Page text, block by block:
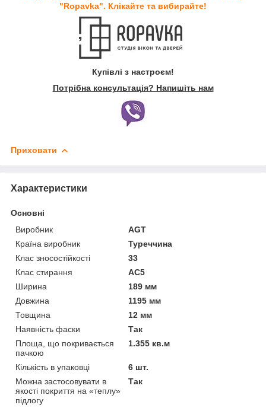
"Ropavka". Клікайте та вибирайте!
Купівлі з настроєм!
Потрібна консультація? Напишіть нам
Приховати
Характеристики
Основні
Виробник
AGT
Країна виробник
Туреччина
Клас зносостійкості
33
Клас стирання
АС5
Ширина
189 мм
Довжина
1195 мм
Товщина
12 мм
Наявність фаски
Так
Площа, що покривається
пачкою
1.355 кв.м
Кількість в упаковці
6 шт.
Можна застосовувати в
якості покриття на «теплу»
підлогу
Так